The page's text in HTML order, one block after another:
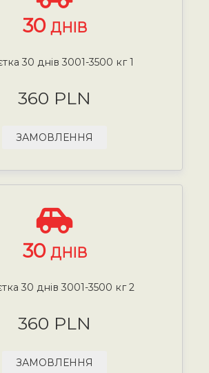
30 ДНІВ
30 днів 3001-3500 кг 1
360 PLN
ЗАМОВЛЕННЯ
30 ДНІВ
30 днів 3001-3500 кг 2
360 PLN
ЗАМОВЛЕННЯ